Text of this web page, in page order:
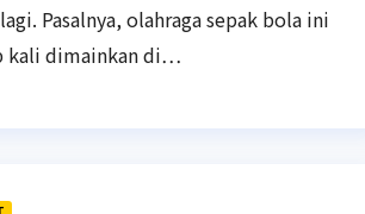
Pasalnya, olahraga sepak bola ini
kali dimainkan di…